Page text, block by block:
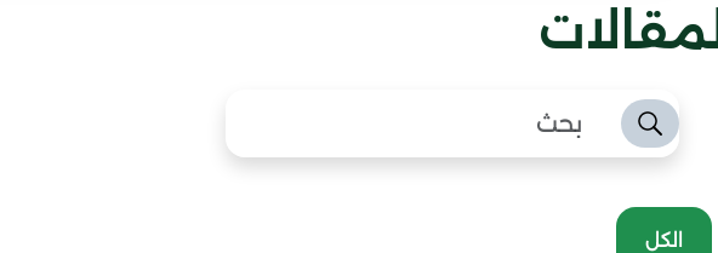
الكل